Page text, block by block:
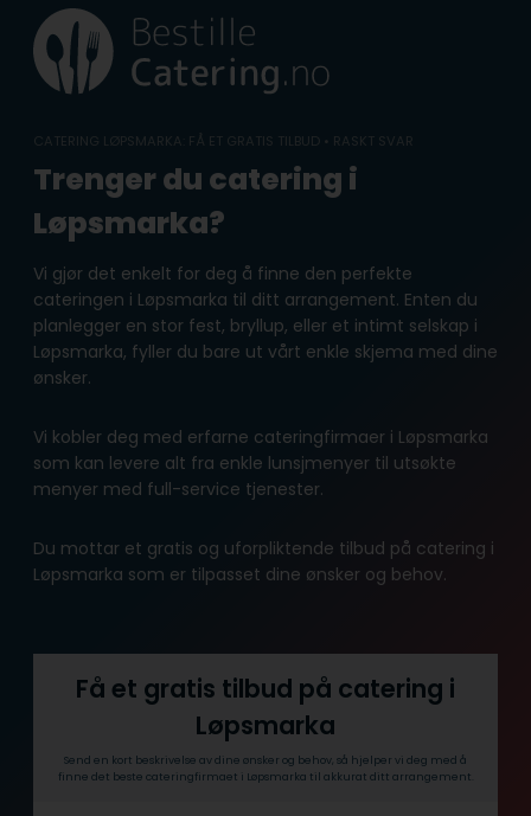
content
CATERING LØPSMARKA: FÅ ET GRATIS TILBUD • RASKT SVAR
Trenger du catering i
Løpsmarka?
Vi gjør det enkelt for deg å finne den perfekte
cateringen i Løpsmarka til ditt arrangement. Enten du
planlegger en stor fest, bryllup, eller et intimt selskap i
Løpsmarka, fyller du bare ut vårt enkle skjema med dine
ønsker.
Vi kobler deg med erfarne cateringfirmaer i Løpsmarka
som kan levere alt fra enkle lunsjmenyer til utsøkte
menyer med full-service tjenester.
Du mottar et gratis og uforpliktende tilbud på catering i
Løpsmarka som er tilpasset dine ønsker og behov.
Få et gratis tilbud på catering i
Løpsmarka
Send en kort beskrivelse av dine ønsker og behov, så hjelper vi deg med å
finne det beste cateringfirmaet i Løpsmarka til akkurat ditt arrangement.